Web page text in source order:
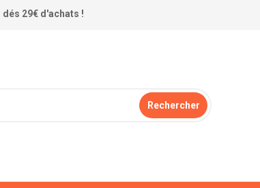
29€ d'achats !
Rechercher